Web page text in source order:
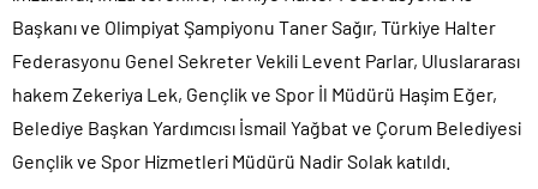
Başkanı ve Olimpiyat Şampiyonu Taner Sağır, Türkiye Halter
Federasyonu Genel Sekreter Vekili Levent Parlar, Uluslararası
hakem Zekeriya Lek, Gençlik ve Spor İl Müdürü Haşim Eğer,
Belediye Başkan Yardımcısı İsmail Yağbat ve Çorum Belediyesi
Gençlik ve Spor Hizmetleri Müdürü Nadir Solak katıldı.